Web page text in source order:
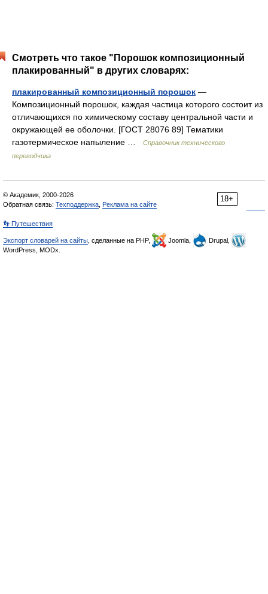
Смотреть что такое "Порошок композиционный
плакированный" в других словарях:
плакированный композиционный порошок —
Композиционный порошок, каждая частица которого состоит из
отличающихся по химическому составу центральной части и
окружающей ее оболочки. [ГОСТ 28076 89] Тематики
газотермическое напыление …
Справочник технического
переводчика
18+
© Академик, 2000-2026
Обратная связь: Техподдержка Реклама на сайте
👣 Путешествия
Экспорт словарей на сайты , сделанные на PHP, Joomla,
Drupal,
WordPress, MODx.